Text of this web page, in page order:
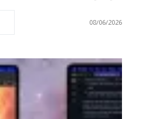
08/06/2026